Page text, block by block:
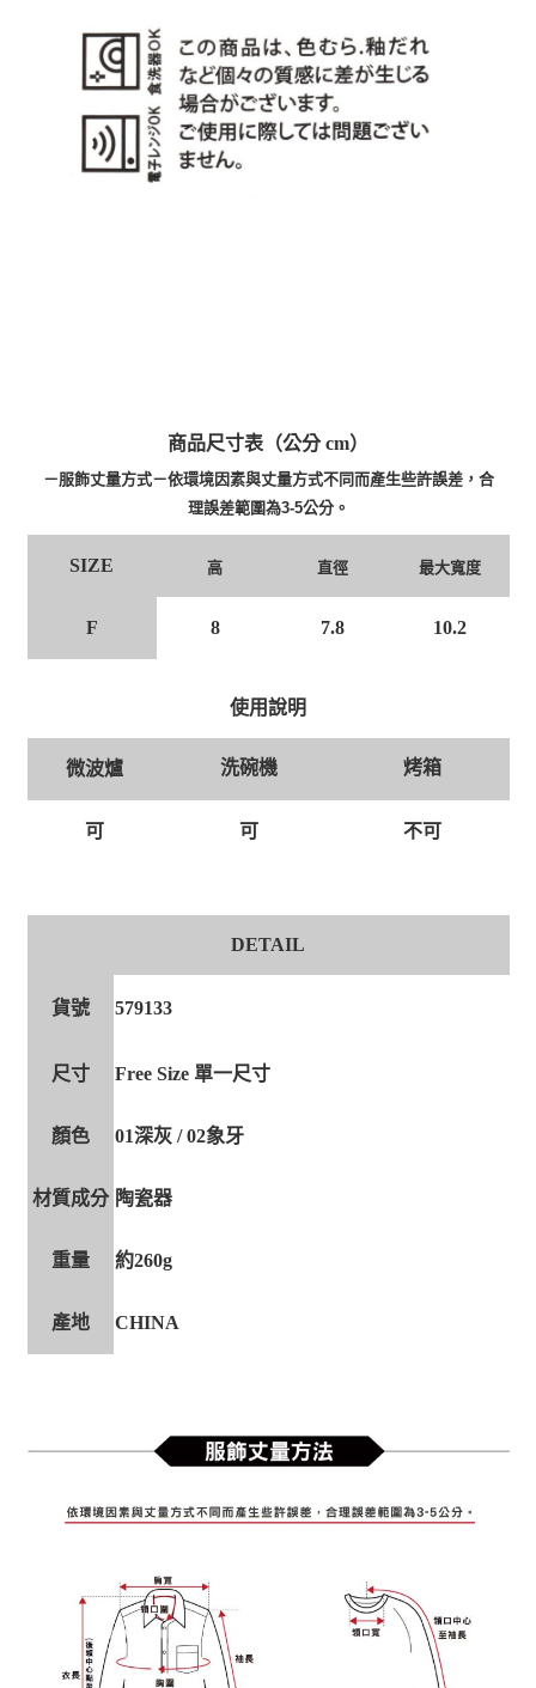
商品尺寸表（公分 cm）
－服飾丈量方式－依環境因素與丈量方式不同而產生些許誤差，合
理誤差範圍為3-5公分。
SIZE 高 直徑 最大寬度
F 8 7.8 10.2
使用說明
微波爐 洗碗機 烤箱
可 可 不可
DETAIL
貨號 579133
尺寸 Free Size 單一尺寸
顏色 01深灰 / 02象牙
材質成分 陶瓷器
重量 約260g
產地 CHINA